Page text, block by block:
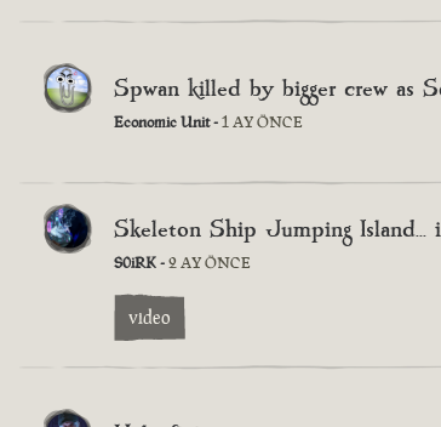
Spwan killed by bigger crew as
Economic Unit -1 AY ÖNCE
Skeleton Ship Jumping Island...
S0iRK -2 AY ÖNCE
video